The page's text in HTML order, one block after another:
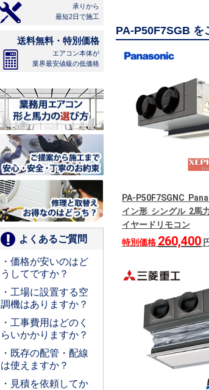
承りから
最短2日で施工
送料無料・特別価格
エアコン本体が
業界最安値級の低価格
よくあるご質問
・価格が安いのはど
うしてですか？
・工場に設置する空
調機はありますか？
・工事費用はどのく
らいかかりますか？
・既存の配管・配線
は使えますか？
・見積を依頼してか
PA-P50F7SGB を
PA-P50F7SGNC
イン形 シングル 2馬
イヤードリモコン
特別価格 260,400